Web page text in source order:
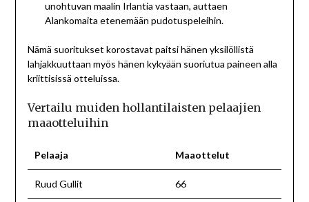
unohtuvan maalin Irlantia vastaan, auttaen
Alankomaita etenemään pudotuspeleihin.
Nämä suoritukset korostavat paitsi hänen yksilöllistä
lahjakkuuttaan myös hänen kykyään suoriutua paineen alla
kriittisissä otteluissa.
Vertailu muiden hollantilaisten pelaajien
maaotteluihin
Pelaaja Maaottelut
Ruud Gullit 66